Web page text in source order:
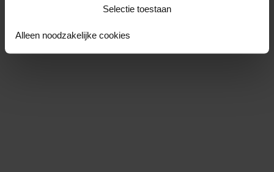
Selectie toestaan
Alleen noodzakelijke cookies